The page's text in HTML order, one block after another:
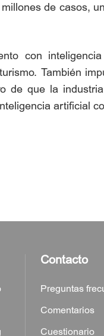
de casos,
con
También
de que la
artificial
Contacto
Preguntas
Comentarios
Cuestionario